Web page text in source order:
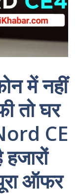
में नहीं
तो घर
CE
ऑफर